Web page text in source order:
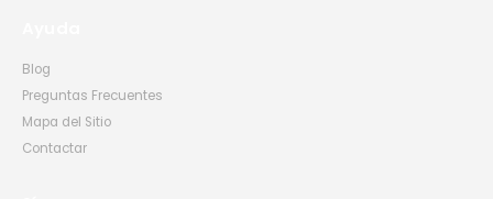
Blog
Preguntas Frecuentes
Mapa del Sitio
Contactar